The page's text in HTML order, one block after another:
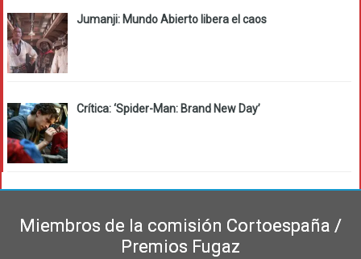
Jumanji: Mundo Abierto libera el caos
Crítica: ‘Spider-Man: Brand New Day’
Miembros de la comisión Cortoespaña /
Premios Fugaz